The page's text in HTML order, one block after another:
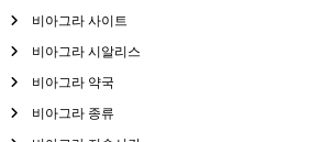
비아그라 사이트
비아그라 시알리스
비아그라 약국
비아그라 종류